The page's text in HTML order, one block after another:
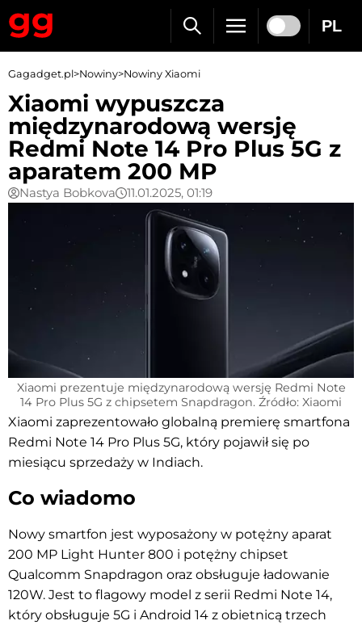
PL
Gagadget.pl>Nowiny>Nowiny Xiaomi
Xiaomi wypuszcza
międzynarodową wersję
Redmi Note 14 Pro Plus 5G z
aparatem 200 MP
Nastya Bobkova 11.01.2025, 01:19
Xiaomi prezentuje międzynarodową wersję Redmi Note
14 Pro Plus 5G z chipsetem Snapdragon. Źródło: Xiaomi
Xiaomi zaprezentowało globalną premierę smartfona
Redmi Note 14 Pro Plus 5G, który pojawił się po
miesiącu sprzedaży w Indiach.
Co wiadomo
Nowy smartfon jest wyposażony w potężny aparat
200 MP Light Hunter 800 i potężny chipset
Qualcomm Snapdragon oraz obsługuje ładowanie
120W. Jest to flagowy model z serii Redmi Note 14,
który obsługuje 5G i Android 14 z obietnicą trzech